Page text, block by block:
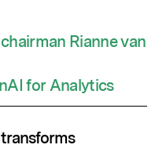
Rianne van
for Analytics